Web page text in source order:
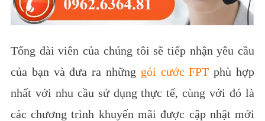
Tổng đài viên của chúng tôi sẽ tiếp nhận yêu cầu
của bạn và đưa ra những gói cước FPT phù hợp
nhất với nhu cầu sử dụng thực tế, cùng với đó là
các chương trình khuyến mãi được cập nhật mới